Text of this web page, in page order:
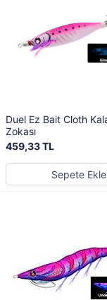
Duel Ez Bait Cloth
Zokası
459,33 TL
Sepete Ekle